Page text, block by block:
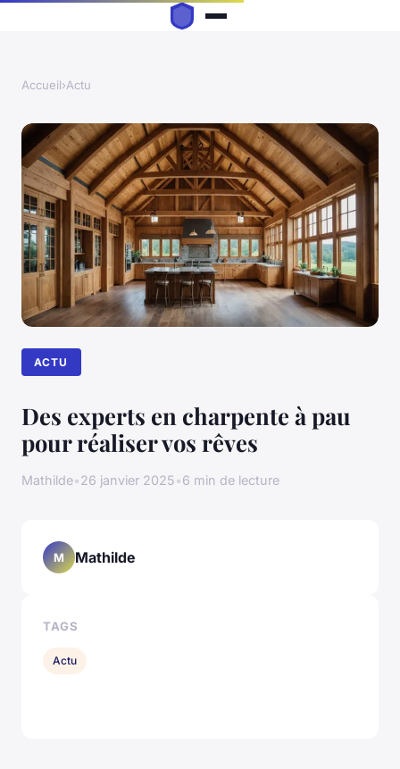
Accueil›Actu
ACTU
Des experts en charpente à pau
pour réaliser vos rêves
Mathilde•26 janvier 2025•6 min de lecture
M Mathilde
TAGS
Actu